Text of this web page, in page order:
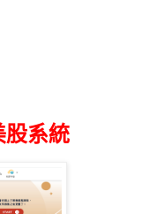
股系統